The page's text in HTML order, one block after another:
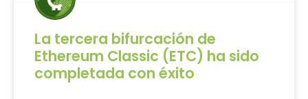
La tercera bifurcación de
Ethereum Classic (ETC) ha sido
completada con éxito